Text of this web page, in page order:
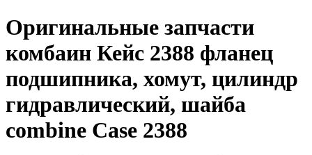
Оригинальные запчасти
комбаин Кейс 2388 фланец
подшипника, хомут, цилиндр
гидравлический, шайба
combine Case 2388